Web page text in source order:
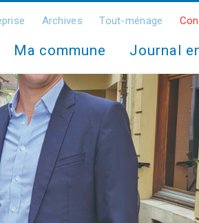
Archives Tout-ménage
Ma commune Journal